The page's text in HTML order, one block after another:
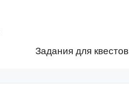
Задания для квестов